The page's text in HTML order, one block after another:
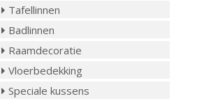
Tafellinnen
Badlinnen
Raamdecoratie
Vloerbedekking
Speciale kussens